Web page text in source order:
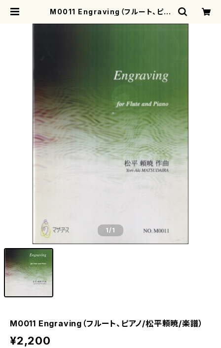
M0011 Engraving（フルート、ピア
1/1
M0011 Engraving（フルート、ピアノ/松平頼暁/楽譜）
¥2,200